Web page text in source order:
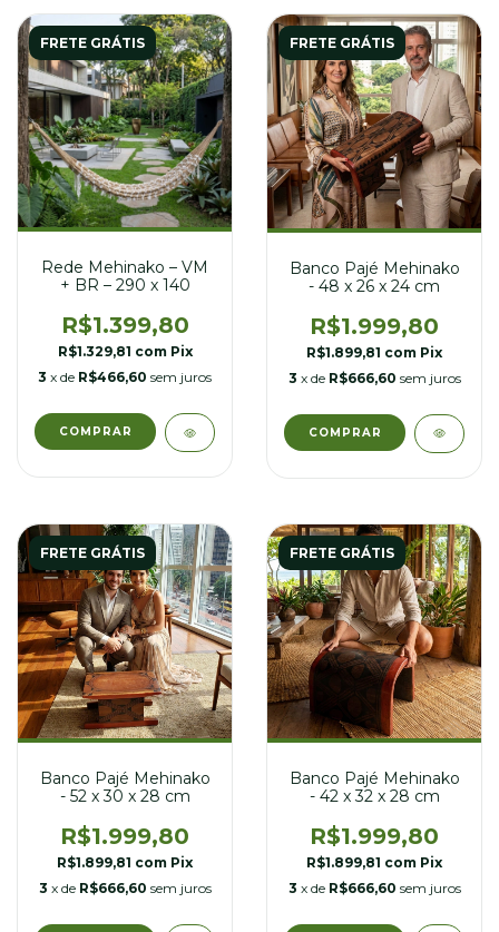
FRETE GRÁTIS
Rede Mehinako – VM
+ BR – 290 x 140
R$1.399,80
R$1.329,81 com Pix
3 x de R$466,60 sem juros
FRETE GRÁTIS
Banco Pajé Mehinako
- 48 x 26 x 24 cm
R$1.999,80
R$1.899,81 com Pix
3 x de R$666,60 sem juros
FRETE GRÁTIS
Banco Pajé Mehinako
- 52 x 30 x 28 cm
R$1.999,80
R$1.899,81 com Pix
3 x de R$666,60 sem juros
FRETE GRÁTIS
Banco Pajé Mehinako
- 42 x 32 x 28 cm
R$1.999,80
R$1.899,81 com Pix
3 x de R$666,60 sem juros